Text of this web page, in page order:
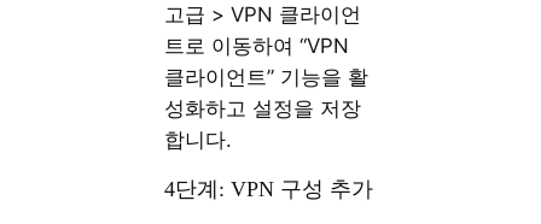
고급 > VPN 클라이언
트로 이동하여 “VPN
클라이언트” 기능을 활
성화하고 설정을 저장
합니다.
4단계: VPN 구성 추가